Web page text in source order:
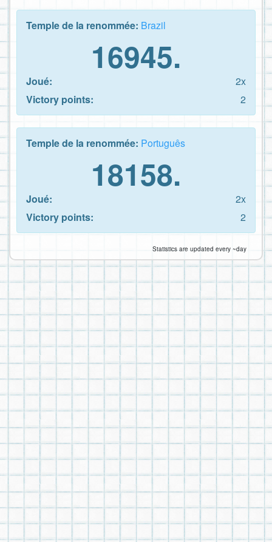
Temple de la renommée: Brazil
16945.
Joué:
2x
Victory points:
2
Temple de la renommée: Português
18158.
Joué:
2x
Victory points:
2
Statistics are updated every ~day